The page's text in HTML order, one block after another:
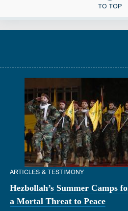
TO TOP
ARTICLES & TESTIMONY
Hezbollah’s Summer Camps
a Mortal Threat to Peace